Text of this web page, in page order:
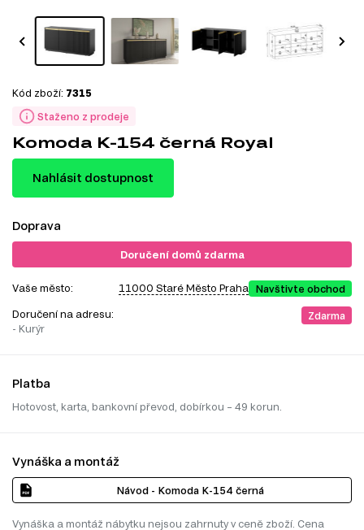
Staženo z prodeje
Kód zboží: 7315
Komoda K-154 černá Royal
Nahlásit dostupnost
Doprava
Doručení domů zdarma
Vaše město: 11000 Staré Město Praha Navštivte obchod
Doručení na adresu:
- Kurýr
Zdarma
Platba
Hotovost, karta, bankovní převod, dobírkou – 49 korun.
Vynáška a montáž
Návod - Komoda K-154 černá
Vynáška a montáž nábytku nejsou zahrnuty v ceně zboží. Cena